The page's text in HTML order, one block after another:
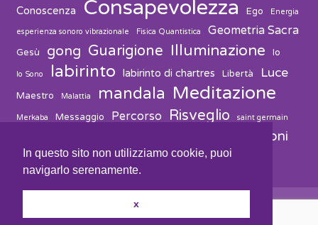
Conoscenza Consapevolezza Ego Energia
esperienza sonoro vibrazionale Fisica Quantistica Geometria Sacra
Gesù gong Guarigione Illuminazione Io
Io Sono labirinto labirinto di chartres Libertà Luce
Maestro Malattia mandala Meditazione
Merkaba Messaggio Percorso Risveglio saint germain
vibrazioni
In questo sito non utilizziamo cookie, puoi
navigarlo serenamente.
x